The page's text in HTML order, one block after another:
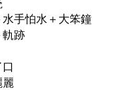
水手怕水＋大笨鐘
軌跡
麗